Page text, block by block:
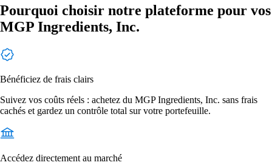
Pourquoi choisir notre plateforme pour vos
MGP Ingredients, Inc.
Bénéficiez de frais clairs
Suivez vos coûts réels : achetez du MGP Ingredients, Inc. sans frais
cachés et gardez un contrôle total sur votre portefeuille.
Accédez directement au marché